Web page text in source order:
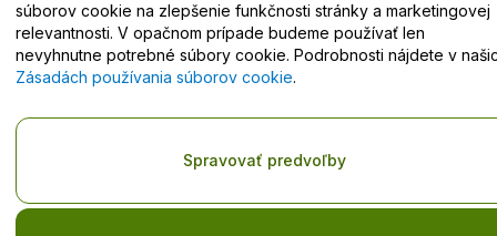
Copyright © viagogo GmbH 2026 Údaje o spoločnosti
Zásadami ochrany osobných údajov
používania súborov cookiea Zásadami ochrany osobných údajov
Neposkytujte moje osobné údaje/vaše možnosti ochrany
súborov cookie na zlepšenie funkčnosti stránky a marketingovej
relevantnosti. V opačnom prípade budeme používať len
nevyhnutne potrebné súbory cookie. Podrobnosti nájdete v
Zásadách používania súborov cookie.
Spravovať predvoľby